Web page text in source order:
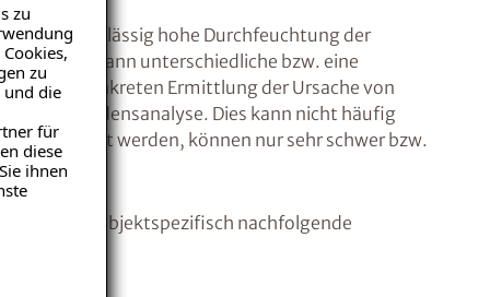
zu
zu
und die
für
diese
ihnen
eine unzulässig hohe Durchfeuchtung der
kann unterschiedliche bzw. eine
O zur konkreten Ermittlung der Ursache von
bzw. Schadensanalyse. Dies kann nicht häufig
gemacht werden, können nur sehr schwer bzw.
wir dabei objektspezifisch nachfolgende